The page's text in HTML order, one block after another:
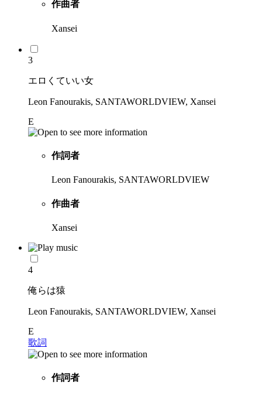
作曲者
Xansei
3
エロくていい女
Leon Fanourakis, SANTAWORLDVIEW, Xansei
E
作詞者
Leon Fanourakis, SANTAWORLDVIEW
作曲者
Xansei
4
俺らは猿
Leon Fanourakis, SANTAWORLDVIEW, Xansei
E
歌詞
作詞者